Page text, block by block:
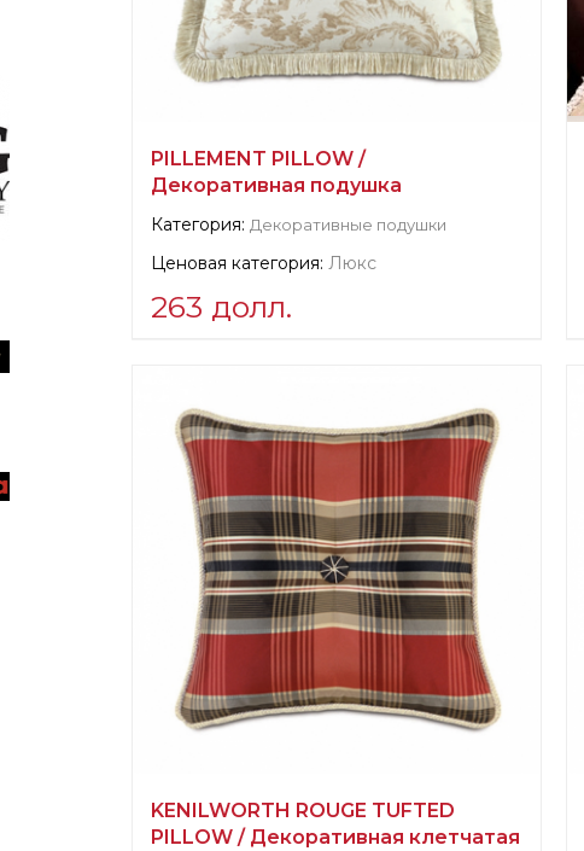
PILLEMENT PILLOW /
Декоративная подушка
Категория: Декоративные подушки
Ценовая категория: Люкс
263 долл.
Scalamandre
Производитель:США, Elizabeth
KENILWORTH ROUGE TUFTED
PILLOW / Декоративная клетчатая